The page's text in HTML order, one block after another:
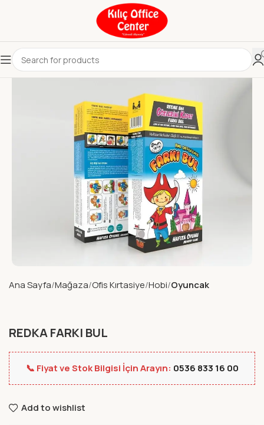
Ana Sayfa Mağaza Ofis Kırtasiye Hobi Oyuncak
REDKA FARKI BUL
📞 Fiyat ve Stok Bilgisi İçin Arayın: 0536 833 16 00
Add to wishlist